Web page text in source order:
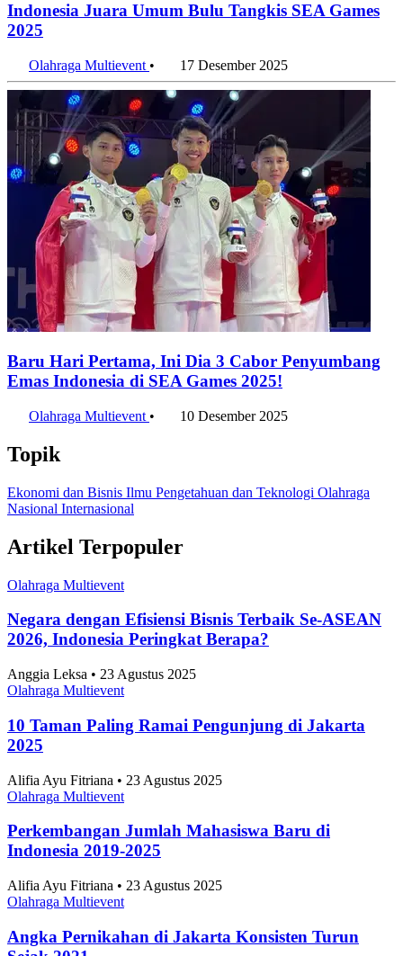
Indonesia Juara Umum Bulu Tangkis SEA Games
2025
Olahraga Multievent • 17 Desember 2025
Baru Hari Pertama, Ini Dia 3 Cabor Penyumbang
Emas Indonesia di SEA Games 2025!
Olahraga Multievent • 10 Desember 2025
Topik
Ekonomi dan Bisnis Ilmu Pengetahuan dan Teknologi Olahraga
Nasional Internasional
Artikel Terpopuler
Olahraga Multievent
Negara dengan Efisiensi Bisnis Terbaik Se-ASEAN
2026, Indonesia Peringkat Berapa?
Anggia Leksa • 23 Agustus 2025
Olahraga Multievent
10 Taman Paling Ramai Pengunjung di Jakarta
2025
Alifia Ayu Fitriana • 23 Agustus 2025
Olahraga Multievent
Perkembangan Jumlah Mahasiswa Baru di
Indonesia 2019-2025
Alifia Ayu Fitriana • 23 Agustus 2025
Olahraga Multievent
Angka Pernikahan di Jakarta Konsisten Turun